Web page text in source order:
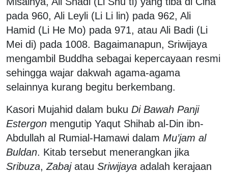
pada 960, Ali Leyli (Li Li lin) pada 962, Ali
Hamid (Li He Mo) pada 971, atau Ali Badi (Li
Mei di) pada 1008. Bagaimanapun, Sriwijaya
mengambil Buddha sebagai kepercayaan resmi
sehingga wajar dakwah agama-agama
selainnya kurang begitu berkembang.
Kasori Mujahid dalam buku Di Bawah Panji
Estergon mengutip Yaqut Shihab al-Din ibn-
Abdullah al Rumial-Hamawi dalam Mu’jam al
Buldan. Kitab tersebut menerangkan jika
Sribuza, Zabajatau Sriwijaya adalah kerajaan